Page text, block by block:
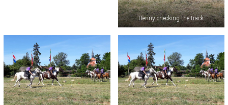
Benny checking the track